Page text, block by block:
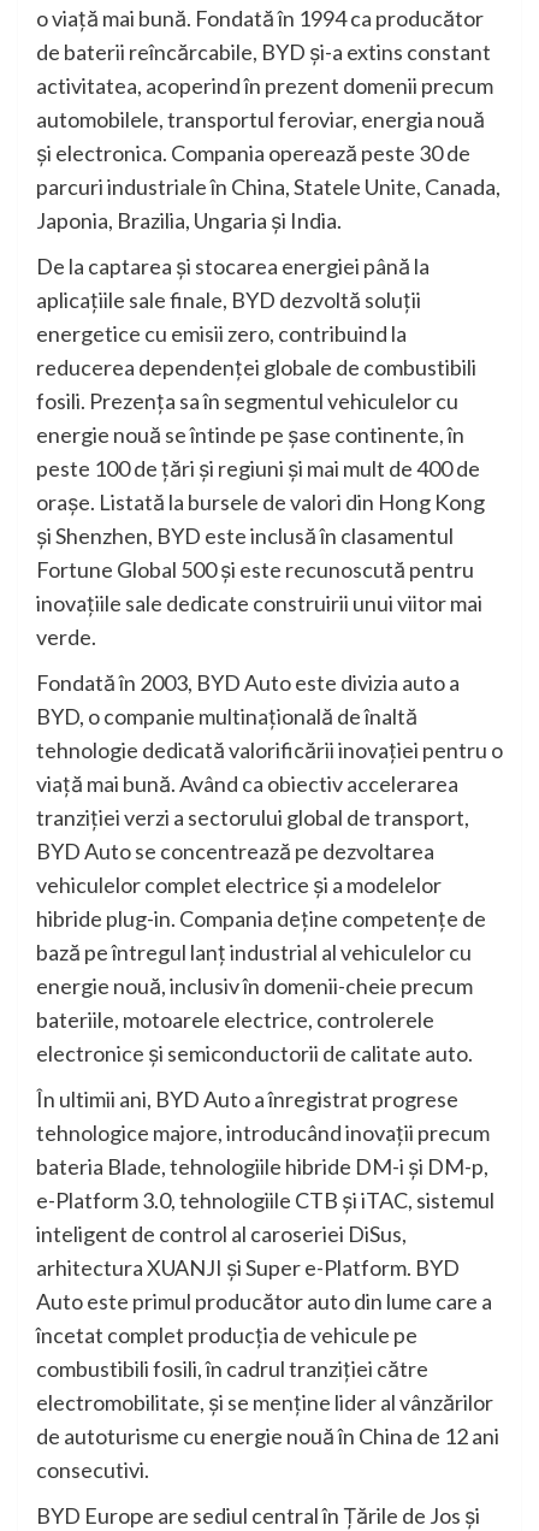
o viață mai bună. Fondată în 1994 ca producător
de baterii reîncărcabile, BYD și-a extins constant
activitatea, acoperind în prezent domenii precum
automobilele, transportul feroviar, energia nouă
și electronica. Compania operează peste 30 de
parcuri industriale în China, Statele Unite, Canada,
Japonia, Brazilia, Ungaria și India.
De la captarea și stocarea energiei până la
aplicațiile sale finale, BYD dezvoltă soluții
energetice cu emisii zero, contribuind la
reducerea dependenței globale de combustibili
fosili. Prezența sa în segmentul vehiculelor cu
energie nouă se întinde pe șase continente, în
peste 100 de țări și regiuni și mai mult de 400 de
orașe. Listată la bursele de valori din Hong Kong
și Shenzhen, BYD este inclusă în clasamentul
Fortune Global 500 și este recunoscută pentru
inovațiile sale dedicate construirii unui viitor mai
verde.
Fondată în 2003, BYD Auto este divizia auto a
BYD, o companie multinațională de înaltă
tehnologie dedicată valorificării inovației pentru o
viață mai bună. Având ca obiectiv accelerarea
tranziției verzi a sectorului global de transport,
BYD Auto se concentrează pe dezvoltarea
vehiculelor complet electrice și a modelelor
hibride plug-in. Compania deține competențe de
bază pe întregul lanț industrial al vehiculelor cu
energie nouă, inclusiv în domenii-cheie precum
bateriile, motoarele electrice, controlerele
electronice și semiconductorii de calitate auto.
În ultimii ani, BYD Auto a înregistrat progrese
tehnologice majore, introducând inovații precum
bateria Blade, tehnologiile hibride DM-i și DM-p,
e-Platform 3.0, tehnologiile CTB și iTAC, sistemul
inteligent de control al caroseriei DiSus,
arhitectura XUANJI și Super e-Platform. BYD
Auto este primul producător auto din lume care a
încetat complet producția de vehicule pe
combustibili fosili, în cadrul tranziției către
electromobilitate, și se menține lider al vânzărilor
de autoturisme cu energie nouă în China de 12 ani
consecutivi.
BYD Europe are sediul central în Țările de Jos și